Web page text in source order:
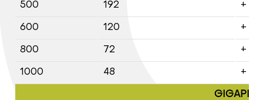
500
192
+
600
120
+
800
72
+
1000
48
+